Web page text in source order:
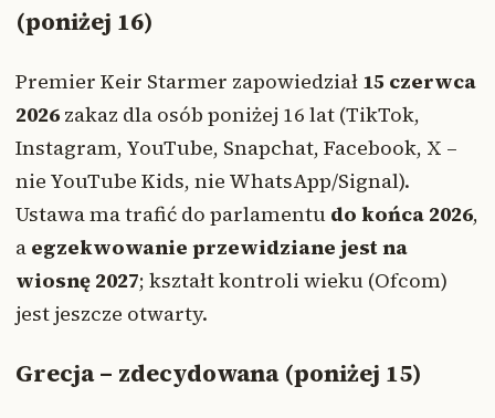
(poniżej 16)
Premier Keir Starmer zapowiedział 15 czerwca
2026 zakaz dla osób poniżej 16 lat (TikTok,
Instagram, YouTube, Snapchat, Facebook, X –
nie YouTube Kids, nie WhatsApp/Signal).
Ustawa ma trafić do parlamentu do końca 2026,
a egzekwowanie przewidziane jest na
wiosnę 2027; kształt kontroli wieku (Ofcom)
jest jeszcze otwarty.
Grecja – zdecydowana (poniżej 15)